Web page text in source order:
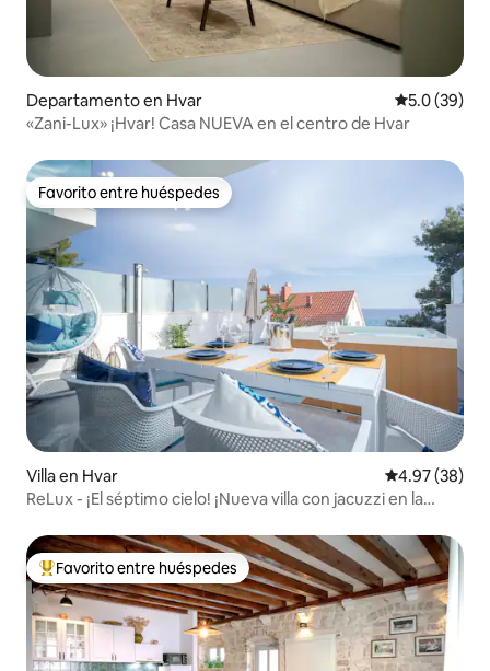
Departamento en Hvar Calificación
5.0 (39)
«Zani-Lux» ¡Hvar! Casa NUEVA en el centro de Hvar
Favorito entre huéspedes
Favorito entre huéspedes
Villa en Hvar Calificación
4.97 (38)
ReLux - ¡El séptimo cielo! ¡Nueva villa con jacuzzi en la
De los mejores en Favorito entre huéspedes
Favorito entre huéspedes